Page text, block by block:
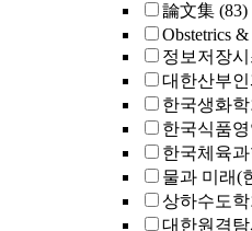
論文集 (83)
Obstetrics
정보저장
대한산부
한국생화학
한국식품
한국체육과
물과 미래(
상하수도학
대한원격탐